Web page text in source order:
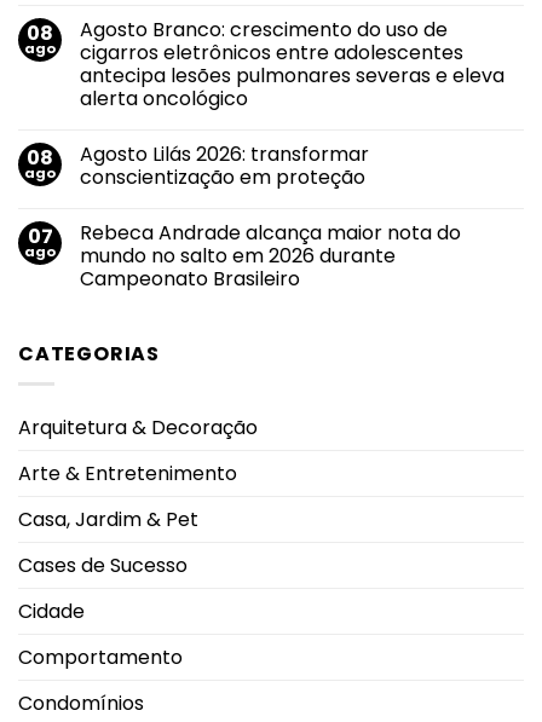
O
álcool
também
conversa
com
a
em
Novo
sucesso
de
Evandro
Jr.
em
roteiro
de
principais
emissoras
do
Triângulo
08
ago
Agosto Branco: crescimento do uso de
cigarros eletrônicos entre adolescentes
antecipa lesões pulmonares severas e eleva
alerta oncológico
em
Agosto
Branco:
uso
de
cigarros
eletrônicos
lesões
pulmonares
alerta
oncológico
08
ago
Agosto Lilás 2026: transformar
conscientização em proteção
em
Agosto
Lilás
2026:
transformar
proteção
07
ago
Rebeca Andrade alcança maior nota do
mundo no salto em 2026 durante
Campeonato Brasileiro
Rebeca
Andrade
do
salto
durante
Brasileiro
CATEGORIAS
Arquitetura & Decoração
Arte & Entretenimento
Casa, Jardim & Pet
Cases de Sucesso
Cidade
Comportamento
Condomínios